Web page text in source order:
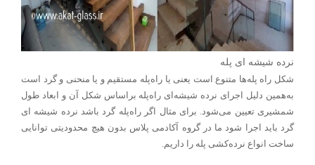
نرده شیشه ای پله
شکل راه‌ پله‌ها متنوع است یعنی یا راه‌پله مستقیم و یا منحنی و گرد است
به‌همین دلیل اجرای نرده شیشه‌ای راه‌پله براساس شکل آن و ابعاد طول
شمشیری تعیین می‌شود. برای مثال اگر راه‌پله گرد باشد نرده شیشه ای
گرد باید اجرا شود ما در گروه آکادمی پلاس بدون هیچ محدودیتی توانایی
ساخت انواع نرده‌کشی پله را داریم